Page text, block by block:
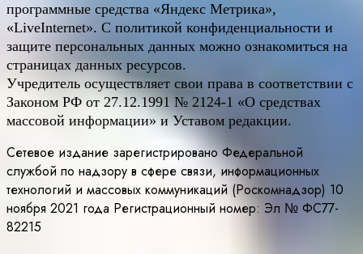
программные средства «Яндекс Метрика»,
«LiveInternet». С политикой конфиденциальности и
защите персональных данных можно ознакомиться на
страницах данных ресурсов.
Учредитель осуществляет свои права в соответствии с
Законом РФ от 27.12.1991 № 2124-1 «О средствах
массовой информации» и Уставом редакции.
Сетевое издание зарегистрировано Федеральной
службой по надзору в сфере связи, информационных
технологий и массовых коммуникаций (Роскомнадзор) 10
ноября 2021 года Регистрационный номер: Эл № ФС77-
82215